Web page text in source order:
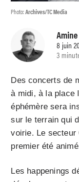
Photo:Archives/TC Media
8 juin
3
Des concerts de
à midi, à la place
éphémère sera
sur le terrain qui
voirie. Le secteur
premier été
Les happenings